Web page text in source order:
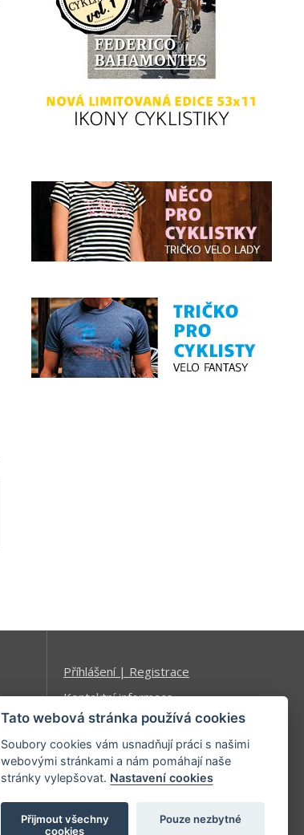
Příhlášení | Registrace
Kontaktní informace
Mapa stránek
Tato webová stránka používá cookies
Soubory cookies vám usnadňují práci s našimi
webovými stránkami a nám pomáhají naše
stránky vylepšovat. Nastavení cookies
Přijmout všechny
cookies
Pouze nezbytné